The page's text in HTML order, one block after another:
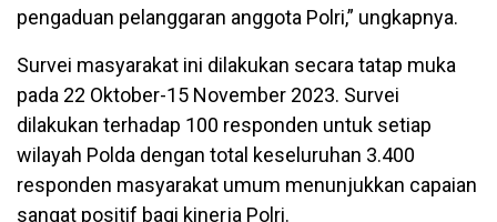
pengaduan pelanggaran anggota Polri,” ungkapnya.
Survei masyarakat ini dilakukan secara tatap muka
pada 22 Oktober-15 November 2023. Survei
dilakukan terhadap 100 responden untuk setiap
wilayah Polda dengan total keseluruhan 3.400
responden masyarakat umum menunjukkan capaian
sangat positif bagi kinerja Polri.